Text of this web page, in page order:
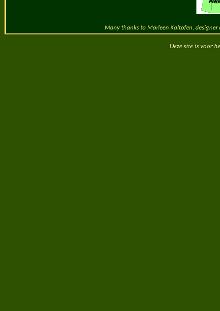
Many thanks to Marleen Kaltofen,
Deze site is voor